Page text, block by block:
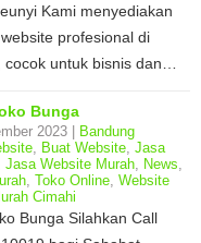
Kami menyediakan
profesional di
cocok untuk bisnis dan…
Bunga
2023 |
Bandung
, Buat Website, Jasa
Jasa Website Murah, News,
, Toko Online, Website
Cimahi
Bunga Silahkan Call